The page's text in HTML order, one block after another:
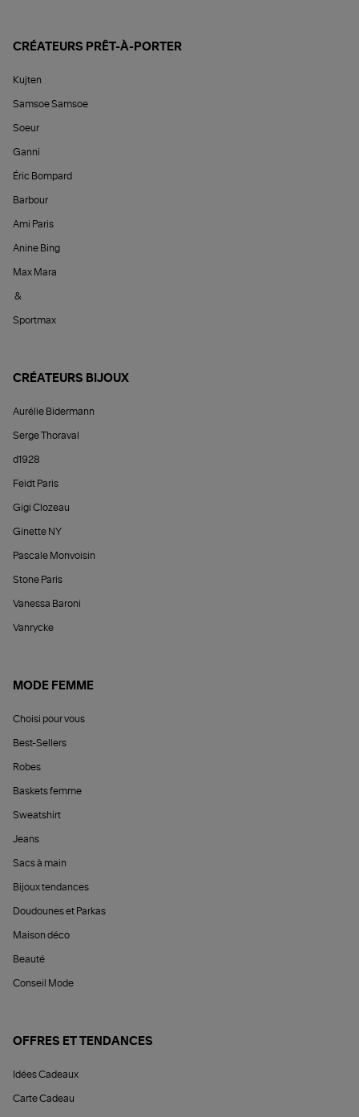
CRÉATEURS PRÊT-À-PORTER
Kujten
Samsoe Samsoe
Soeur
Ganni
Éric Bompard
Barbour
Ami Paris
Anine Bing
Max Mara
&
Sportmax
CRÉATEURS BIJOUX
Aurélie Bidermann
Serge Thoraval
d1928
Feidt Paris
Gigi Clozeau
Ginette NY
Pascale Monvoisin
Stone Paris
Vanessa Baroni
Vanrycke
MODE FEMME
Choisi pour vous
Best-Sellers
Robes
Baskets femme
Sweatshirt
Jeans
Sacs à main
Bijoux tendances
Doudounes et Parkas
Maison déco
Beauté
Conseil Mode
OFFRES ET TENDANCES
Idées Cadeaux
Carte Cadeau